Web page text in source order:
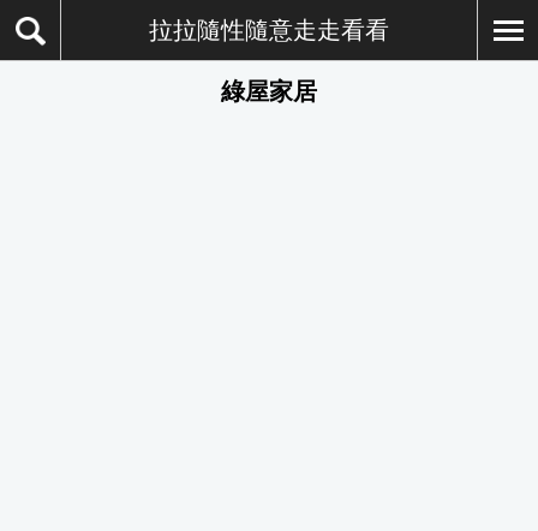
拉拉隨性隨意走走看看
綠屋家居